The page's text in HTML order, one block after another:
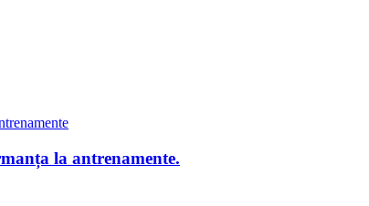
la antrenamente.